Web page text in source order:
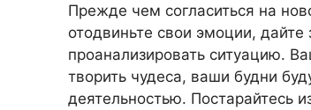
Прежде чем согласиться на
отодвиньте свои эмоции,
проанализировать ситуацию.
творить чудеса, ваши будни
деятельностью. Постарайтесь